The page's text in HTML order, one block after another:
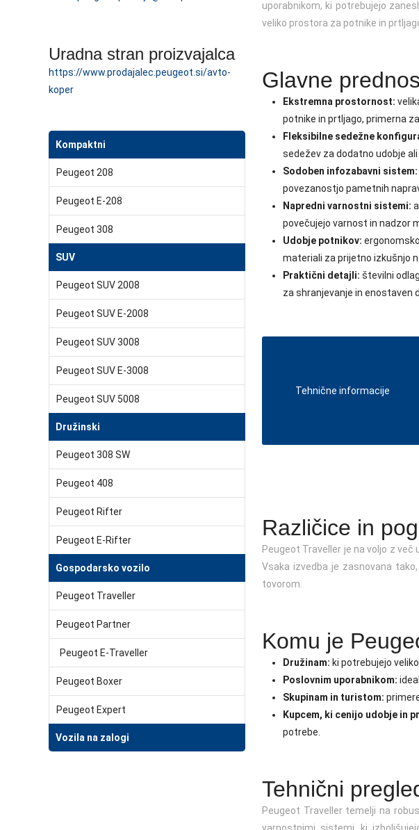
Uradna stran proizvajalca
https://www.prodajalec.peugeot.si/avto-
koper
Kompaktni
Peugeot 208
Peugeot E-208
Peugeot 308
SUV
Peugeot SUV 2008
Peugeot SUV E-2008
Peugeot SUV 3008
Peugeot SUV E-3008
Peugeot SUV 5008
Družinski
Peugeot 308 SW
Peugeot 408
Peugeot Rifter
Peugeot E-Rifter
Gospodarsko vozilo
Peugeot Traveller
Peugeot Partner
Peugeot E-Traveller
Peugeot Boxer
Peugeot Expert
Vozila na zalogi
uporabnikom, ki potrebujejo
veliko prostora za potnike in
Glavne
Ekstremna prostornost:
potnike in prtljago, primerna
Fleksibilne sedežne
sedežev za dodatno udobje
Sodoben infozabavni sistem:
povezanostjo pametnih
Napredni varnostni sistemi:
povečujejo varnost in nadzor
Udobje potnikov:
materiali za prijetno izkušnjo
Praktični detajli: številni
za shranjevanje in enostaven
Tehnične informacije
Različice in
Peugeot Traveller je na voljo z
Vsaka izvedba je zasnovana
tovorom.
Komu je
Družinam: ki potrebujejo
Poslovnim uporabnikom:
Skupinam in turistom:
Kupcem, ki cenijo udobje in
potrebe.
Tehnični
Peugeot Traveller temelji na